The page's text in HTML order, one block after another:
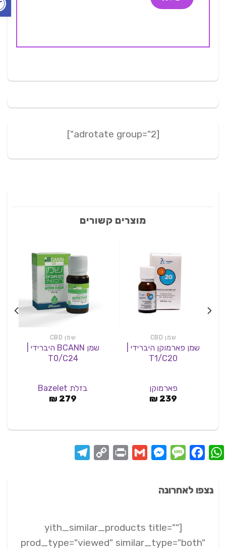
מוצרים קשורים
שמן CBD
שמן פארמוקן היברידי |
T1/C20
פארמוקן
239
₪
שמן CBD
שמן BCANN היברידי |
T0/C24
בזלת Bazelet
279
₪
WhatsApp
Facebook
Message
Messenger
Gmail
Print
Copy
Telegram
נצפו לאחרונה
[yith_similar_products title=""
prod_type="viewed" similar_type="both"